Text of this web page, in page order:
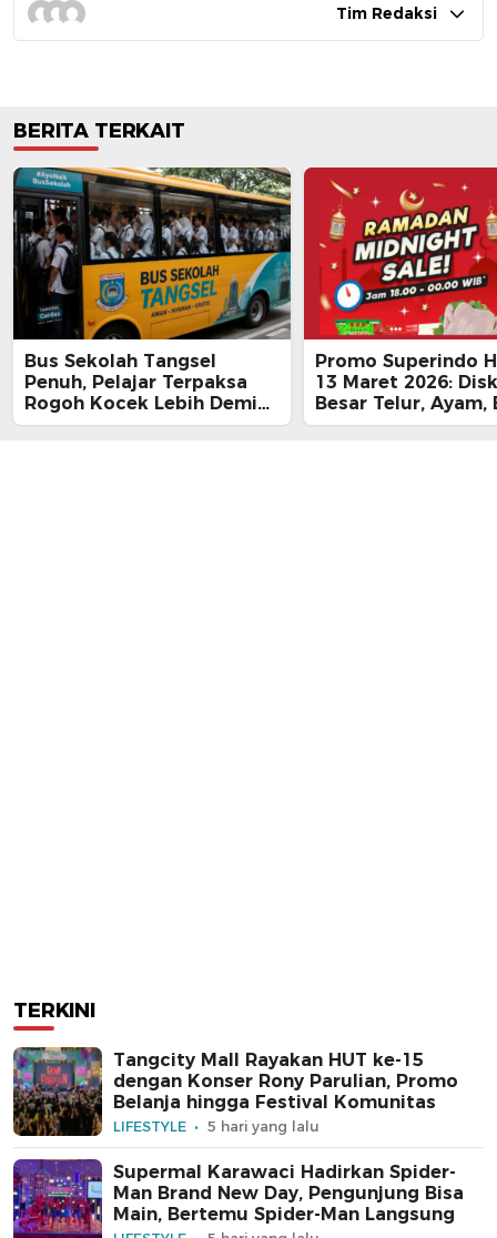
Tim Redaksi
BERITA TERKAIT
Bus Sekolah Tangsel
Penuh, Pelajar Terpaksa
Rogoh Kocek Lebih Demi
Tiba Tepat Waktu
Promo Superindo
13 Maret 2026:
Besar Telur, Ayam,
hingga Daging,
TERKINI
Tangcity Mall Rayakan HUT ke-15
dengan Konser Rony Parulian, Promo
Belanja hingga Festival Komunitas
LIFESTYLE 5 hari yang lalu
Supermal Karawaci Hadirkan Spider-
Man Brand New Day, Pengunjung Bisa
Main, Bertemu Spider-Man Langsung